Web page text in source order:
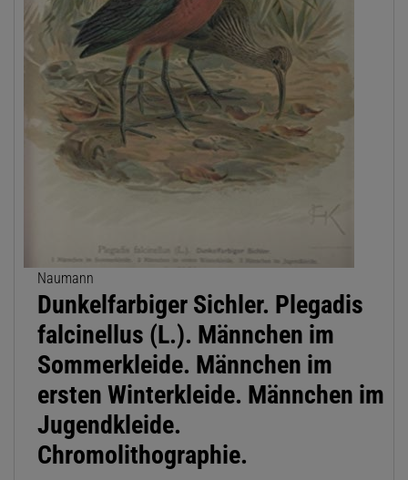
Naumann
Dunkelfarbiger Sichler. Plegadis
falcinellus (L.). Männchen im
Sommerkleide. Männchen im
ersten Winterkleide. Männchen im
Jugendkleide.
Chromolithographie.